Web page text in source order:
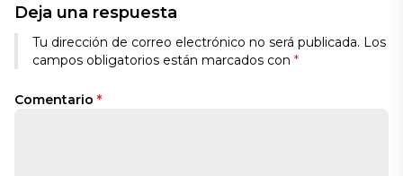
Deja una respuesta
Tu dirección de correo electrónico no será publicada. Los
campos obligatorios están marcados con *
Comentario *